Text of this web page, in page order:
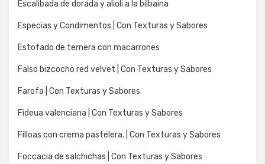
Escalibada de dorada y alioli a la bilbaina
Especias y Condimentos | Con Texturas y Sabores
Estofado de ternera con macarrones
Falso bizcocho red velvet | Con Texturas y Sabores
Farofa | Con Texturas y Sabores
Fideua valenciana | Con Texturas y Sabores
Filloas con crema pastelera. | Con Texturas y Sabores
Foccacia de salchichas | Con Texturas y Sabores